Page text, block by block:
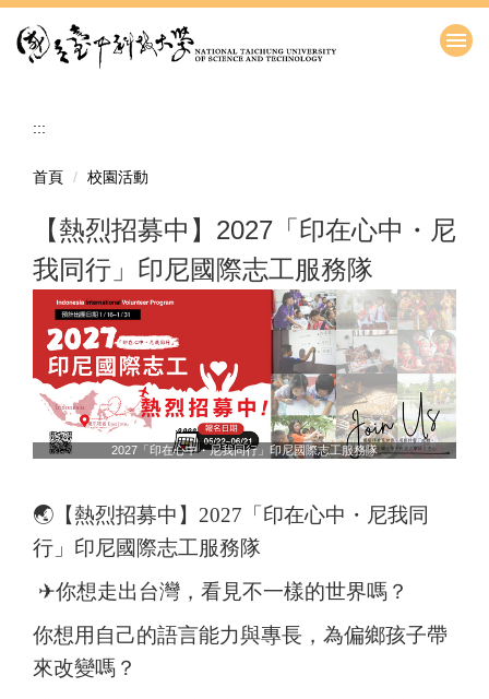
到
:::
首頁 校園活動
【熱烈招募中】2027「印在心中・尼
我同行」印尼國際志工服務隊
2027「印在心中・尼我同行」印尼國際志工服務隊
🌏【熱烈招募中】2027「印在心中・尼我同
行」印尼國際志工服務隊
✈你想走出台灣，看見不一樣的世界嗎？
你想用自己的語言能力與專長，為偏鄉孩子帶
來改變嗎？